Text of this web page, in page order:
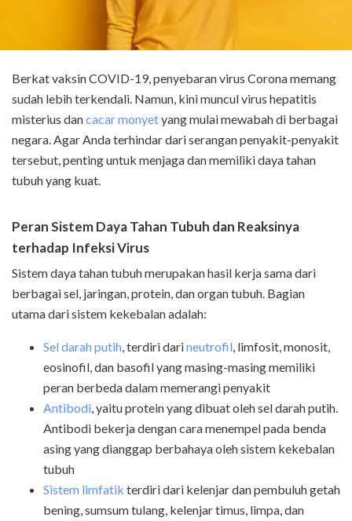
Berkat vaksin COVID-19, penyebaran virus Corona memang
sudah lebih terkendali. Namun, kini muncul virus hepatitis
misterius dancacar monyetyang mulai mewabah di berbagai
negara. Agar Anda terhindar dari serangan penyakit-penyakit
tersebut, penting untuk menjaga dan memiliki daya tahan
tubuh yang kuat.
Peran Sistem Daya Tahan Tubuh dan Reaksinya
terhadap Infeksi Virus
Sistem daya tahan tubuh merupakan hasil kerja sama dari
berbagai sel, jaringan, protein, dan organ tubuh. Bagian
utama dari sistem kekebalan adalah:
Sel darah putih , terdiri darineutrofil , limfosit, monosit,
eosinofil, dan basofil yang masing-masing memiliki
peran berbeda dalam memerangi penyakit
Antibodi , yaitu protein yang dibuat oleh sel darah putih.
Antibodi bekerja dengan cara menempel pada benda
asing yang dianggap berbahaya oleh sistem kekebalan
tubuh
Sistem limfatik terdiri dari kelenjar dan pembuluh getah
bening, sumsum tulang, kelenjar timus, limpa, dan